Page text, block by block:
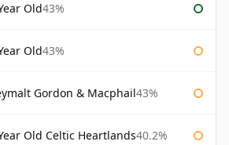
Old43%
Old43%
Gordon & Macphail43%
Old Celtic Heartlands40.2%